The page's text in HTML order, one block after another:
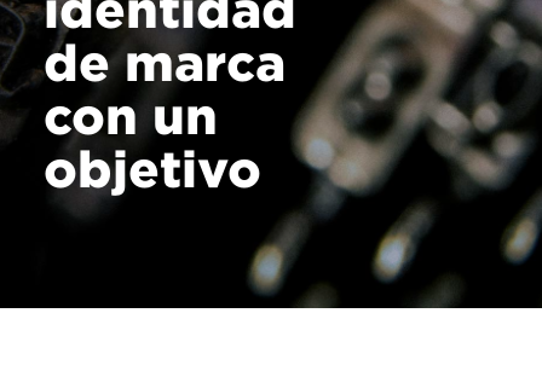
Contacto
de marca
con un
objetivo